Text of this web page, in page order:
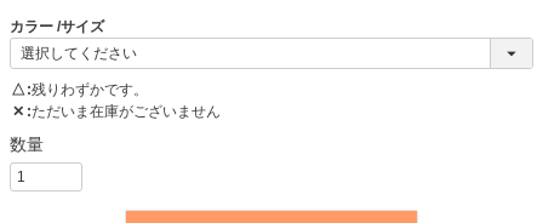
カラー サイズ
△ 残りわずかです。
✕ ただいま在庫がございません